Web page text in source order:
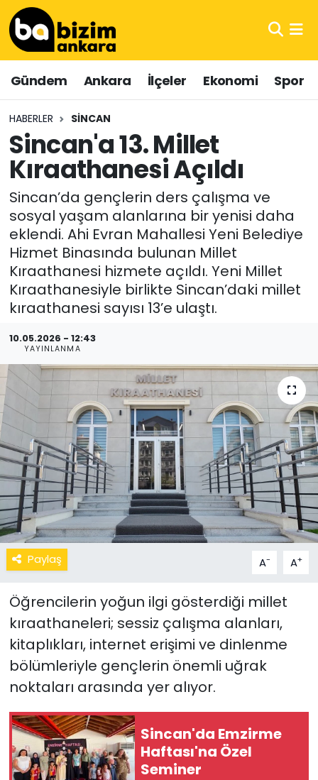
Gündem Ankara İlçeler Ekonomi Spor
HABERLER SINCAN
Sincan'a 13. Millet
Kıraathanesi Açıldı
Sincan’da gençlerin ders çalışma ve
sosyal yaşam alanlarına bir yenisi daha
eklendi. Ahi Evran Mahallesi Yeni Belediye
Hizmet Binasında bulunan Millet
Kıraathanesi hizmete açıldı. Yeni Millet
Kıraathanesiyle birlikte Sincan’daki millet
kıraathanesi sayısı 13’e ulaştı.
10.05.2026 - 12:43
YAYINLANMA
Paylaş A- A+
Öğrencilerin yoğun ilgi gösterdiği millet
kıraathaneleri; sessiz çalışma alanları,
kitaplıkları, internet erişimi ve dinlenme
bölümleriyle gençlerin önemli uğrak
noktaları arasında yer alıyor.
Sincan'da Emzirme
Haftası'na Özel
Seminer
Hava Durumu
Trafik Durumu
Süper Lig Puan Durumu ve Fikstür
Tüm Manşetler
Son Dakika Haberleri
Haber Arşivi